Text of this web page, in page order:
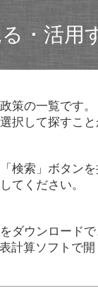
・活用
策の一覧です。
択して探すこと
検索」ボタンを
てください。
ダウンロードで
計算ソフトで